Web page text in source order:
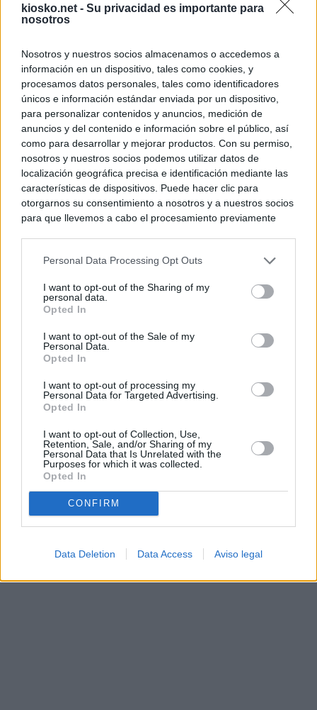
kiosko.net - Su privacidad es importante para
nosotros
Nosotros y nuestros socios almacenamos o accedemos a
información en un dispositivo, tales como cookies, y
procesamos datos personales, tales como identificadores
únicos e información estándar enviada por un dispositivo,
para personalizar contenidos y anuncios, medición de
anuncios y del contenido e información sobre el público, así
como para desarrollar y mejorar productos. Con su permiso,
nosotros y nuestros socios podemos utilizar datos de
localización geográfica precisa e identificación mediante las
características de dispositivos. Puede hacer clic para
otorgarnos su consentimiento a nosotros y a nuestros socios
para que llevemos a cabo el procesamiento previamente
negar su consentimiento. Tenga en cuenta que algún
de su consentimiento, pero usted tiene el derecho de
rechazar tal procesamiento. Sus preferencias se aplicarán
cualquier momento entrando de nuevo en este sitio web o
visitando nuestra política de privacidad.
Personal Data Processing Opt Outs
I want to opt-out of the Sharing of my
personal data.
Opted In
I want to opt-out of the Sale of my
Personal Data.
Opted In
I want to opt-out of processing my
Personal Data for Targeted Advertising.
Opted In
I want to opt-out of Collection, Use,
Retention, Sale, and/or Sharing of my
Personal Data that Is Unrelated with the
Purposes for which it was collected.
Opted In
CONFIRM
Data Deletion Data Access Aviso legal